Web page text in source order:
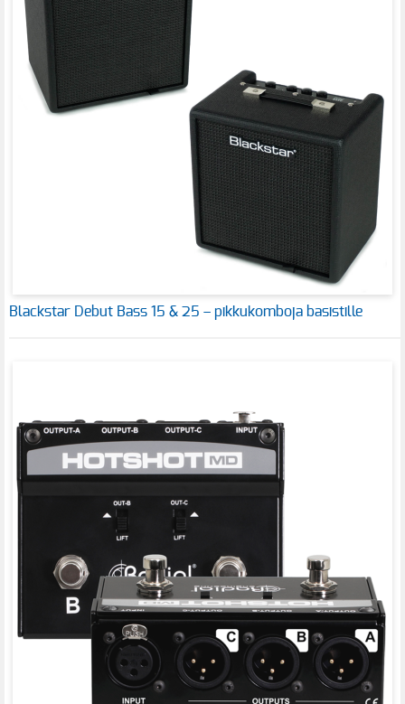
Blackstar Debut Bass 15 & 25 – pikkukomboja basistille